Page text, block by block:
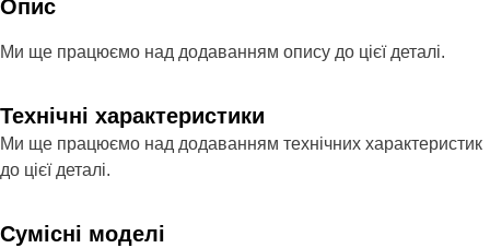
Опис
Ми ще працюємо над додаванням опису до цієї деталі.
Технічні характеристики
Ми ще працюємо над додаванням технічних характеристик
до цієї деталі.
Сумісні моделі